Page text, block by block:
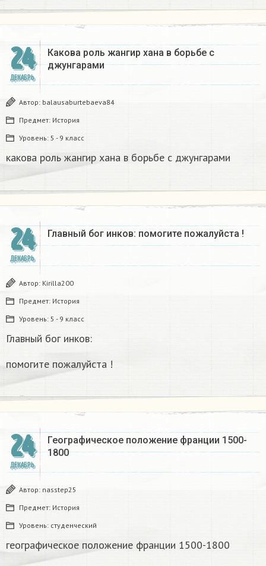
24
ДЕКАБРЬ
Какова роль жангир хана в борьбе с
джунгарами​
Автор: balausaburtebaeva84
Предмет: История
Уровень: 5 - 9 класс
какова роль жангир хана в борьбе с джунгарами​
24
ДЕКАБРЬ
Главный бог инков: помогите пожалуйста !
Автор: Kirilla200
Предмет: История
Уровень: 5 - 9 класс
Главный бог инков:
помогите пожалуйста !
24
ДЕКАБРЬ
Географическое положение франции 1500-
1800​
Автор: nasstep25
Предмет: История
Уровень: студенческий
географическое положение франции 1500-1800​